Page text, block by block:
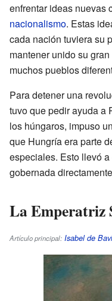
enfrentar ideas nuevas
nacionalismo. Estas
cada nación tuviera su
mantener unido su
muchos pueblos
Para detener una
tuvo que pedir ayuda a
los húngaros, impuso
que Hungría era parte
especiales. Esto llevó
gobernada
La Emperatriz
Artículo principal: Isabel de